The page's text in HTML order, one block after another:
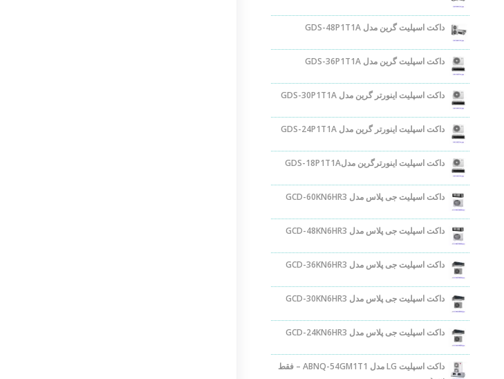
داکت اسپلیت گرین مدل GDS-48P1T1A
داکت اسپلیت گرین مدل GDS-36P1T1A
داکت اسپلیت اینورتر گرین مدل GDS-30P1T1A
داکت اسپلیت اینورتر گرین مدل GDS-24P1T1A
داکت اسپلیت اینورترگرین مدلGDS-18P1T1A
داکت اسپلیت جی پلاس مدل GCD-60KN6HR3
داکت اسپلیت جی پلاس مدل GCD-48KN6HR3
داکت اسپلیت جی پلاس مدل GCD-36KN6HR3
داکت اسپلیت جی پلاس مدل GCD-30KN6HR3
داکت اسپلیت جی پلاس مدل GCD-24KN6HR3
داکت اسپلیت LG مدل ABNQ-54GM1T1 – فقط